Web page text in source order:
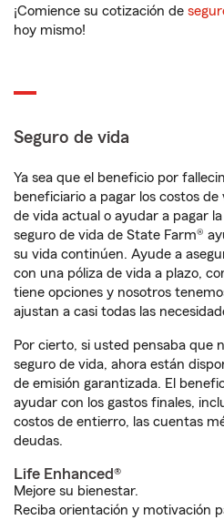
¡Comience su cotización de
hoy mismo!
Seguro de vida
Ya sea que el beneficio por
beneficiario a pagar los costos
de vida actual o ayudar a pagar
seguro de vida de State Farm®
su vida continúen. Ayude a
con una póliza de vida a plazo,
tiene opciones y nosotros
ajustan a casi todas las
Por cierto, si usted pensaba que
seguro de vida, ahora están
de emisión garantizada. El
ayudar con los gastos finales,
costos de entierro, las cuentas
deudas.
Life Enhanced®
Mejore su bienestar.
Reciba orientación y motivación